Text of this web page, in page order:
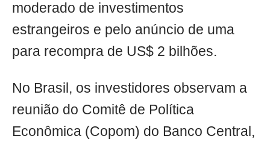
moderado de investimentos
estrangeiros e pelo anúncio de uma
para recompra de US$ 2 bilhões.
No Brasil, os investidores observam a
reunião do Comitê de Política
Econômica (Copom) do Banco Central,